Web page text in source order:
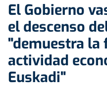
El Gobierno
el descenso
"demuestra la
actividad
Euskadi"